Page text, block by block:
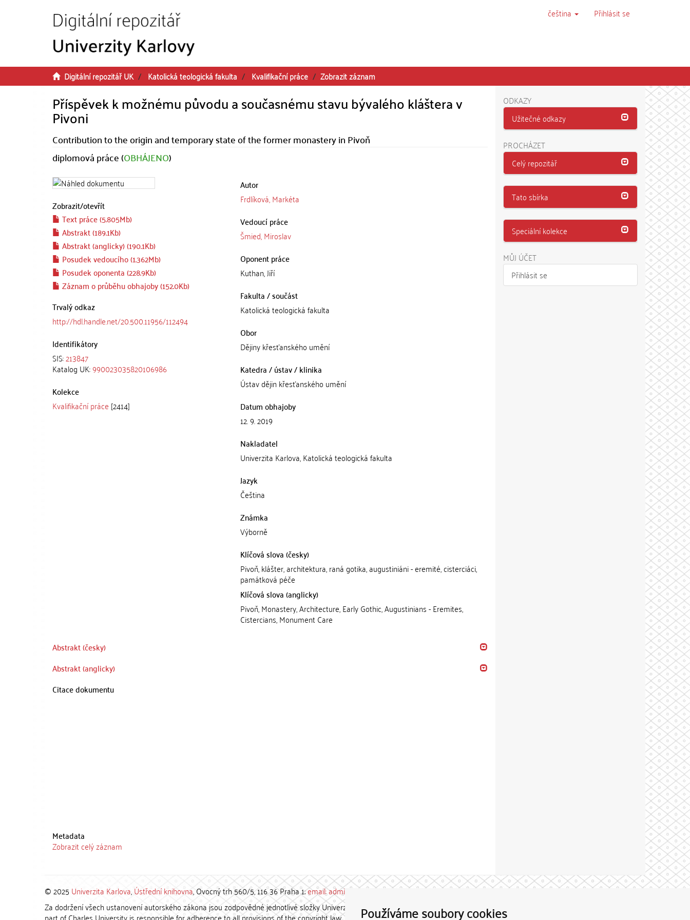
Používáme soubory cookies
čeština Přihlásit se
Digitální repozitář UK Katolická teologická fakulta Kvalifikační práce Zobrazit záznam
Příspěvek k možnému původu a současnému stavu bývalého kláštera v
Pivoni
Contribution to the origin and temporary state of the former monastery in Pivoň
diplomová práce (OBHÁJENO)
Zobrazit/otevřít
Text práce (5.805Mb)
Abstrakt (189.1Kb)
Abstrakt (anglicky) (190.1Kb)
Posudek vedoucího (1.362Mb)
Posudek oponenta (228.9Kb)
Záznam o průběhu obhajoby (152.0Kb)
Trvalý odkaz
http://hdl.handle.net/20.500.11956/112494
Identifikátory
SIS:213847
Katalog UK:990023035820106986
Kolekce
Kvalifikační práce [2414]
Autor
Frdlíková, Markéta
Vedoucí práce
Šmied, Miroslav
Oponent práce
Kuthan, Jiří
Fakulta / součást
Katolická teologická fakulta
Obor
Dějiny křesťanského umění
Katedra / ústav / klinika
Ústav dějin křesťanského umění
Datum obhajoby
12. 9. 2019
Nakladatel
Univerzita Karlova, Katolická teologická fakulta
Jazyk
Čeština
Známka
Výborně
Klíčová slova (česky)
Pivoň, klášter, architektura, raná gotika, augustiniáni - eremité, cisterciáci,
památková péče
Klíčová slova (anglicky)
Pivoň, Monastery, Architecture, Early Gothic, Augustinians - Eremites,
Cistercians, Monument Care
Abstrakt (česky)
Abstrakt (anglicky)
Citace dokumentu
Metadata
Zobrazit celý záznam
ODKAZY
Užitečné odkazy
PROCHÁZET
Celý repozitář
Tato sbírka
Speciální kolekce
MŮJ ÚČET
Přihlásit se
© 2025 Univerzita Karlova,Ústřední knihovna, Ovocný trh 560/5, 116 36 Praha 1;email: admin-repozitar [at] cuni.cz
Za dodržení všech ustanovení autorského zákona jsou zodpovědné jednotlivé složky Univerzity Karlovy. / Each constituent
Theme by